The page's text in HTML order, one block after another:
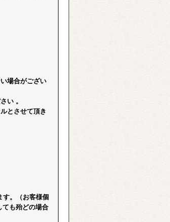
場合がござい
い 。
とさせて頂き
す。（お客様個
ても殆どの場合